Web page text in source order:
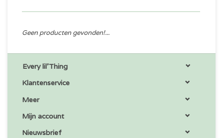
Geen producten gevonden!...
Every lil'Thing
Klantenservice
Meer
Mijn account
Nieuwsbrief